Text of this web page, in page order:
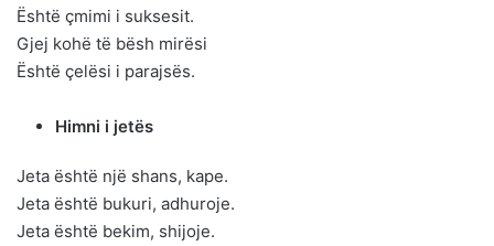
Është çmimi i suksesit.
Gjej kohë të bësh mirësi
Është çelësi i parajsës.
Himni i jetës
Jeta është një shans, kape.
Jeta është bukuri, adhuroje.
Jeta është bekim, shijoje.